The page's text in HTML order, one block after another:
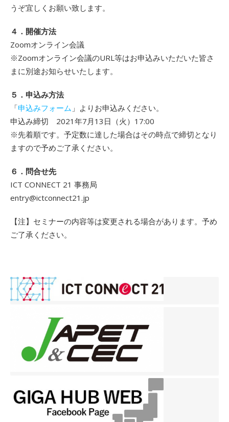
うぞ宜しくお願い致します。
４．開催方法
Zoomオンライン会議
※Zoomオンライン会議のURL等はお申込みいただいた皆さ
まに別途お知らせいたします。
５．申込み方法
「申込みフォーム 」よりお申込みください。
申込み締切 2021年7月13日（火）17:00
※先着順です。予定数に達した場合はその時点で締切となり
ますので予めご了承ください。
６．問合せ先
ICT CONNECT 21 事務局
entry@ictconnect21.jp
【注】セミナーの内容等は変更される場合があります。予め
ご了承ください。